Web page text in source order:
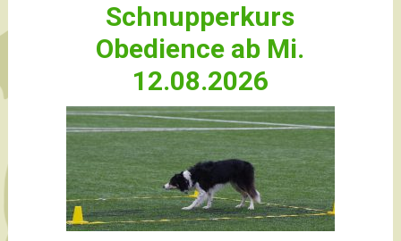
Schnupperkurs
Obedience ab Mi.
12.08.2026